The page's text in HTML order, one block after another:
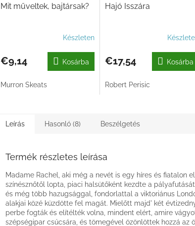
Mit műveltek, bajtársak?
Készleten
€9,14 Kosárba
Murron Skeats
Hajó Isszára
€17,54 Kosárba
Robert Perisic
Leírás Hasonló (8) Beszélgetés
Termék részletes leírása
Madame Rachel, aki még a nevét is egy híres és fiatalon
színésznőtől lopta, piaci halsütőként kezdte a
és még több hazugsággal, fondorlattal a viktoriánus
alakjai közé küzdötte fel magát. Mielőtt majd' két
perbe fogták és elítélték volna, mindent elért, amire
szépségipar csúcsára, és tömegével özönlöttek hozzá az